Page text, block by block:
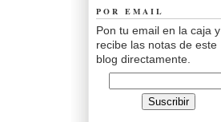
POR EMAIL
Pon tu email en la caja y
recibe las notas de este
blog directamente.